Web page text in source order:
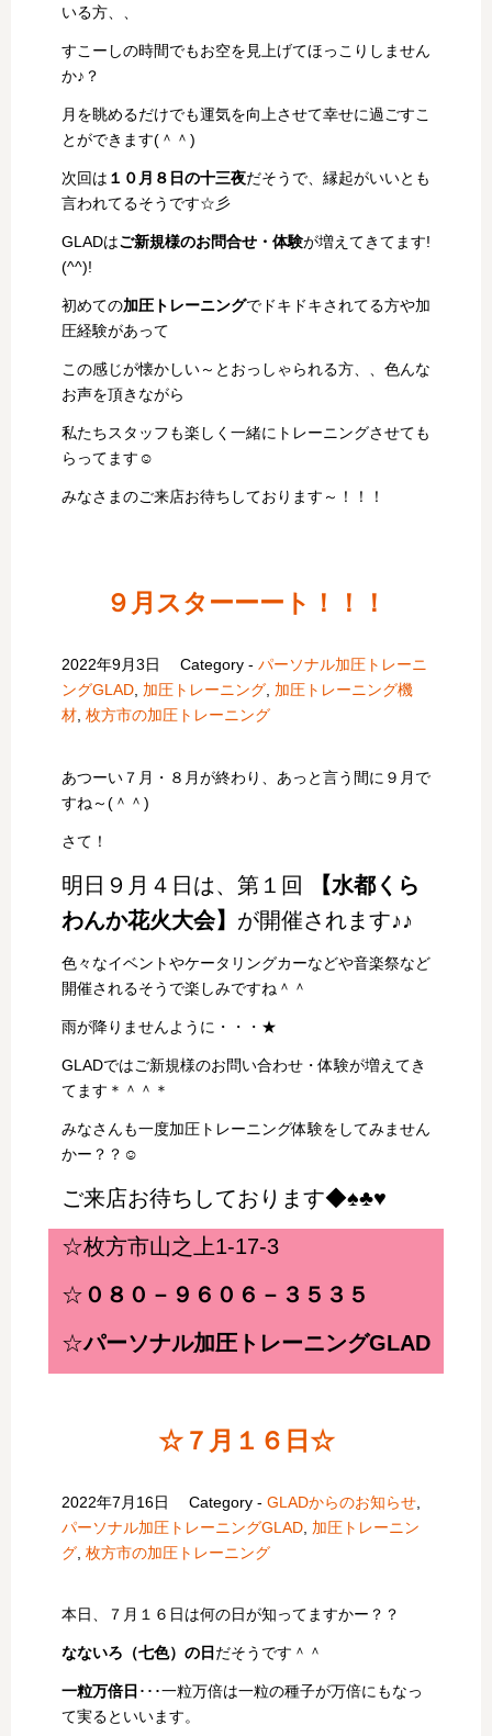
いる方、、
すこーしの時間でもお空を見上げてほっこりしません
か♪？
月を眺めるだけでも運気を向上させて幸せに過ごすこ
とができます(＾＾)
次回は １０月８日の十三夜だそうで、縁起がいいとも
言われてるそうです☆彡
GLADはご新規様のお問合せ・体験が増えてきてます!
(^^)!
初めての加圧トレーニングでドキドキされてる方や加
圧経験があって
この感じが懐かしい～とおっしゃられる方、、色んな
お声を頂きながら
私たちスタッフも楽しく一緒にトレーニングさせても
らってます☺
みなさまのご来店お待ちしております～！！！
９月スターーート！！！
2022年9月3日 Category -パーソナル加圧トレーニ
ングGLAD 加圧トレーニング 加圧トレーニング機
材 枚方市の加圧トレーニング
あつーい７月・８月が終わり、あっと言う間に９月で
すね～(＾＾)
さて！
明日９月４日は、第１回
【水都くら
わんか花火大会】 が開催されます♪♪
色々なイベントやケータリングカーなどや音楽祭など
開催されるそうで楽しみですね＾＾
雨が降りませんように・・・★
GLADではご新規様のお問い合わせ・体験が増えてき
てます＊＾＾＊
みなさんも一度加圧トレーニング体験をしてみません
かー？？☺
ご来店お待ちしております◆♠♣♥
☆枚方市山之上1-17-3
☆ ０８０－９６０６－３５３５
☆パーソナル加圧トレーニングGLAD
☆７月１６日☆
2022年7月16日 Category -GLADからのお知らせ
パーソナル加圧トレーニングGLAD 加圧トレーニン
グ 枚方市の加圧トレーニング
本日、７月１６日は何の日が知ってますかー？？
なないろ（七色）の日 だそうです＾＾
一粒万倍日 ･･･一粒万倍は一粒の種子が万倍にもなっ
て実るといいます。